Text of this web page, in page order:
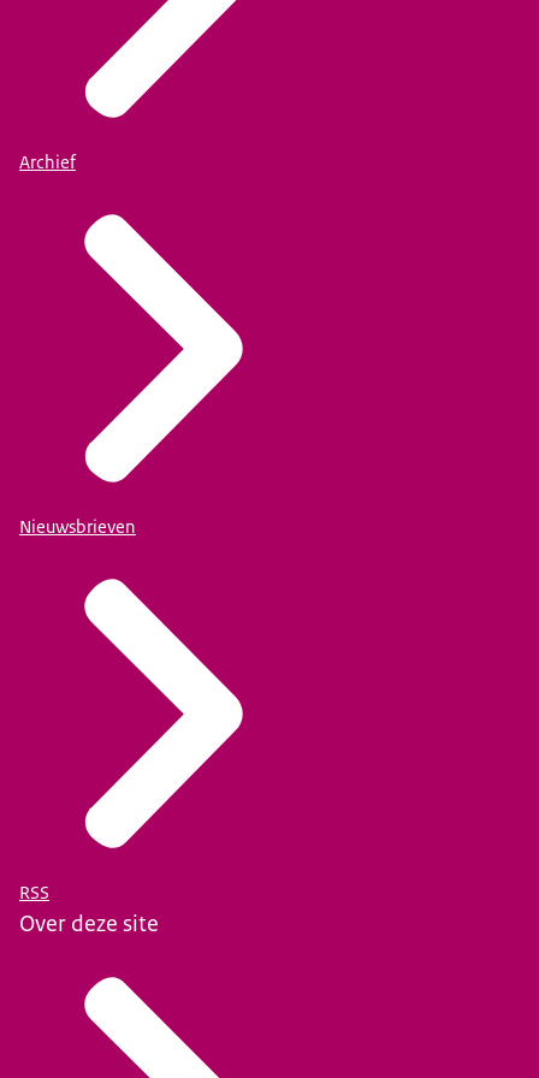
Met Claudie Grgić (PO-Raad) en Dylan Vianen (VO-
16.45 uur tot 17.00 uur: Afsluiting van de dag
Archief
Nieuwsbrieven
RSS
Over deze site